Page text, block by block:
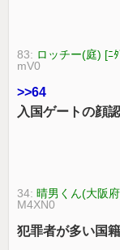
83: ロッチー(庭) [ﾆ
mV0
>>64
入国ゲートの顔
34:晴男くん(大阪
M4XN0
犯罪者が多い国